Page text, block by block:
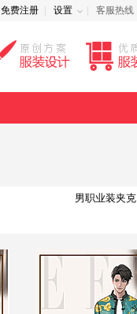
免费注册 设置 客服热线
男职业装夹克